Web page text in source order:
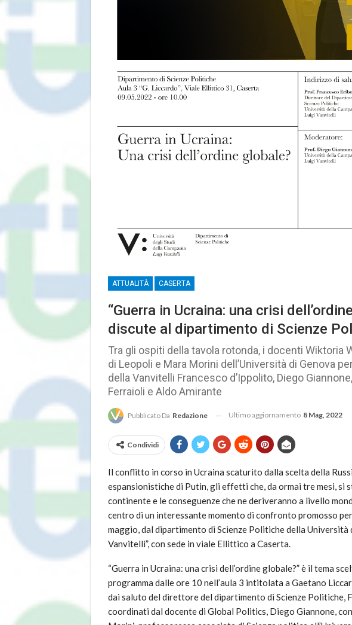
ATTUALITÀ CASERTA
“Guerra in Ucraina: una crisi
discute al dipartimento di Scienze
Tra gli ospiti della tavola rotonda, i docenti Wiktoria
di Leopoli e Mara Morini dell’Università di Genova
della Vanvitelli Francesco d’Ippolito, Diego
Ferraioli e Aldo Amirante
Pubblicato Da Redazione Ultimo aggiornamento 8 Mag, 2022
Condividi
Il conflitto in corso in Ucraina scaturito dalla scelta della
espansionistiche di Putin, gli effetti che, da ormai tre mesi, si
continente e le conseguenze che ne deriveranno a livello
centro di un interessante momento di confronto promosso
maggio, dal dipartimento di Scienze Politiche della Università
Vanvitelli”, con sede in viale Ellittico a Caserta.
“Guerra in Ucraina: una crisi dell’ordine globale?” è il tema
programma dalle ore 10 nell’aula 3 intitolata a Gaetano
dai saluto del direttore del dipartimento di Scienze Politiche,
coordinati dal docente di Global Politics, Diego Giannone,